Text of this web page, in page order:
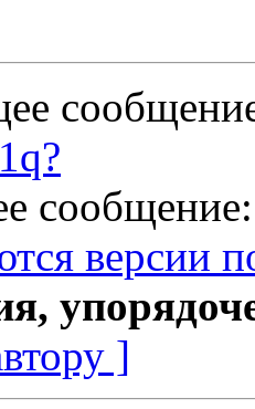
версии
]